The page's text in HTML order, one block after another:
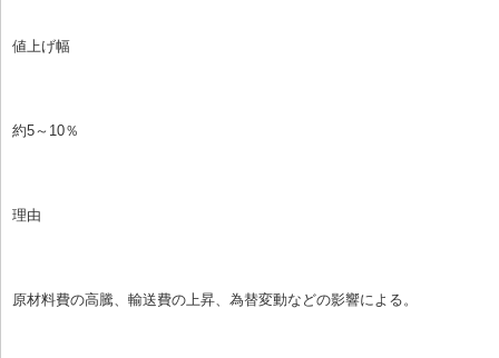
値上げ幅
約5～10％
理由
原材料費の高騰、輸送費の上昇、為替変動などの影響による。